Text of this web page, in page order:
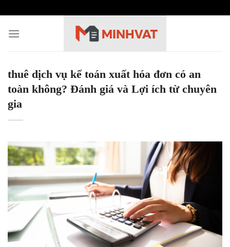
content
thuê dịch vụ kế toán xuất hóa đơn có an
toàn không? Đánh giá và Lợi ích từ chuyên
gia